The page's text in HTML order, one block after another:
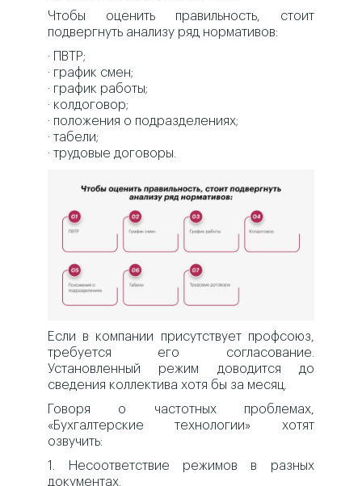
Чтобы оценить правильность, стоит
подвергнуть анализу ряд нормативов:
· ПВТР;
· график смен;
· график работы;
· колдоговор;
· положения о подразделениях;
· табели;
· трудовые договоры.
Если в компании присутствует профсоюз,
требуется его согласование.
Установленный режим доводится до
сведения коллектива хотя бы за месяц.
Говоря о частотных проблемах,
«Бухгалтерские технологии» хотят
озвучить:
1. Несоответствие режимов в разных
документах.